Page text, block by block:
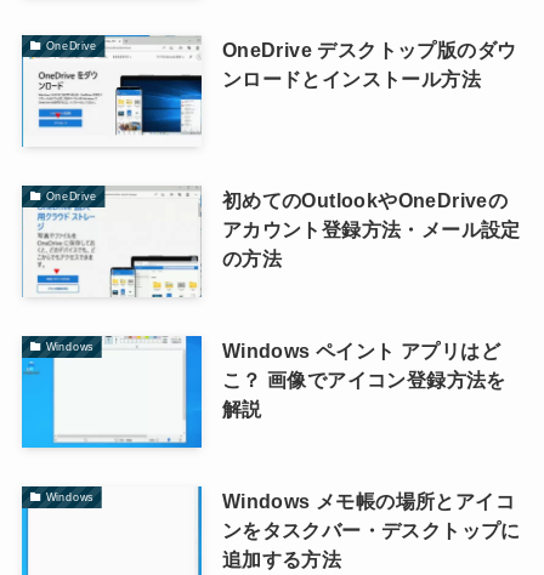
OneDrive
OneDrive デスクトップ版のダウ
ンロードとインストール方法
OneDrive
初めてのOutlookやOneDriveの
アカウント登録方法・メール設定
の方法
Windows
Windows ペイント アプリはど
こ？ 画像でアイコン登録方法を
解説
Windows
Windows メモ帳の場所とアイコ
ンをタスクバー・デスクトップに
追加する方法